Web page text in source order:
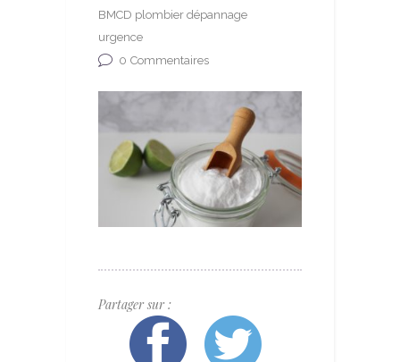
BMCD plombier dépannage
urgence
0 Commentaires
Partager sur :